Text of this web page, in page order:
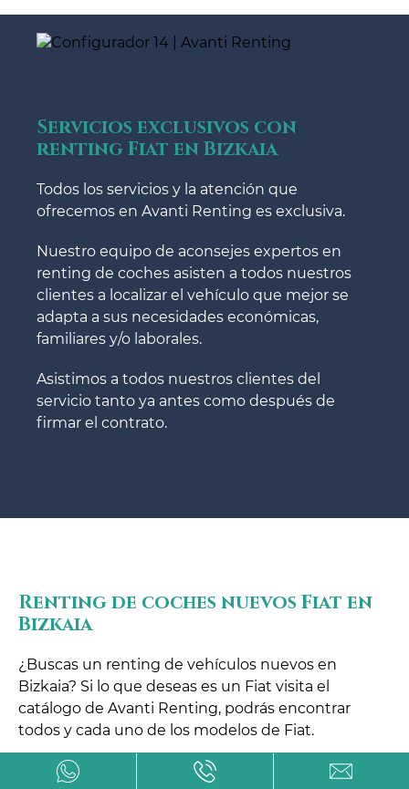
Servicios exclusivos con
renting Fiat en Bizkaia
Todos los servicios y la atención que
ofrecemos en Avanti Renting es exclusiva.
Nuestro equipo de aconsejes expertos en
renting de coches asisten a todos nuestros
clientes a localizar el vehículo que mejor se
adapta a sus necesidades económicas,
familiares y/o laborales.
Asistimos a todos nuestros clientes del
servicio tanto ya antes como después de
firmar el contrato.
Renting de coches nuevos Fiat en
Bizkaia
¿Buscas un renting de vehículos nuevos en
Bizkaia? Si lo que deseas es un Fiat visita el
catálogo de Avanti Renting, podrás encontrar
todos y cada uno de los modelos de Fiat.
Los automóviles que entregamos son